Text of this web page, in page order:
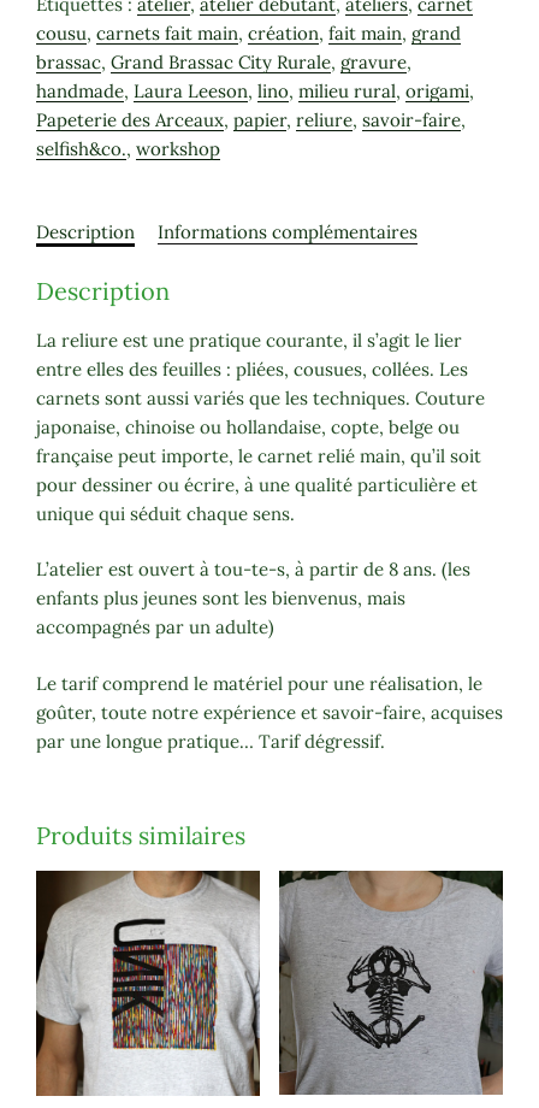
cousu, carnets fait main, création, fait main, grand
brassac, Grand Brassac City Rurale, gravure,
handmade, Laura Leeson, lino, milieu rural, origami,
Papeterie des Arceaux, papier, reliure, savoir-faire,
selfish&co., workshop
Description Informations complémentaires
Description
La reliure est une pratique courante, il s’agit le lier
entre elles des feuilles : pliées, cousues, collées. Les
carnets sont aussi variés que les techniques. Couture
japonaise, chinoise ou hollandaise, copte, belge ou
française peut importe, le carnet relié main, qu’il soit
pour dessiner ou écrire, à une qualité particulière et
unique qui séduit chaque sens.
L’atelier est ouvert à tou-te-s, à partir de 8 ans. (les
enfants plus jeunes sont les bienvenus, mais
accompagnés par un adulte)
Le tarif comprend le matériel pour une réalisation, le
goûter, toute notre expérience et savoir-faire, acquises
par une longue pratique… Tarif dégressif.
Produits similaires